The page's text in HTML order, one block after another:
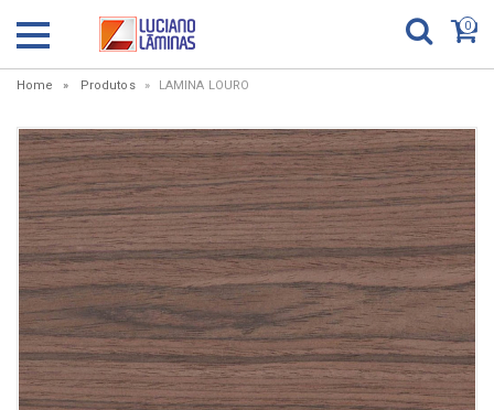
0
Home Produtos LAMINA LOURO